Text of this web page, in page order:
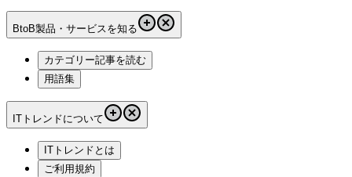
BtoB製品・サービスを知る
カテゴリー記事を読む
用語集
ITトレンドについて
ITトレンドとは
ご利用規約